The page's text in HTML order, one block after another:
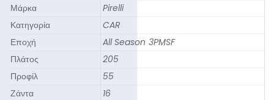
Μάρκα
Pirelli
Κατηγορία
CAR
Εποχή
All Season 3PMSF
Πλάτος
205
Προφίλ
55
Ζάντα
16